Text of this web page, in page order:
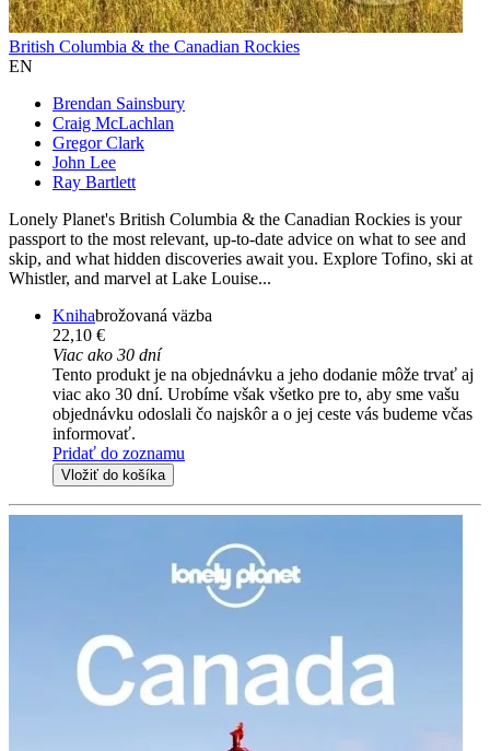
British Columbia & the Canadian Rockies
EN
Brendan Sainsbury
Craig McLachlan
Gregor Clark
John Lee
Ray Bartlett
Lonely Planet's British Columbia & the Canadian Rockies is your
passport to the most relevant, up-to-date advice on what to see and
skip, and what hidden discoveries await you. Explore Tofino, ski at
Whistler, and marvel at Lake Louise...
Knihabrožovaná väzba
22,10 €
Viac ako 30 dní
Tento produkt je na objednávku a jeho dodanie môže trvať aj
viac ako 30 dní. Urobíme však všetko pre to, aby sme vašu
objednávku odoslali čo najskôr a o jej ceste vás budeme včas
informovať.
Pridať do zoznamu
Vložiť do košíka